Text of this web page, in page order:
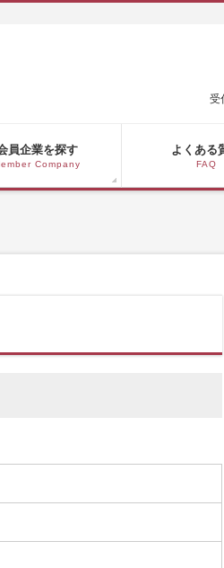
受
員企業を探す
Company
よくある
FAQ